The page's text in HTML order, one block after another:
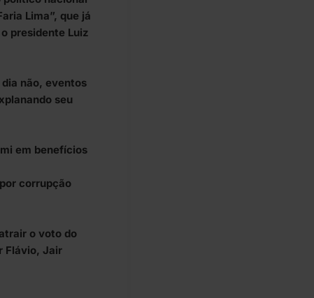
Lima”, que já
presidente Luiz
não, eventos
seu
em benefícios
corrupção
o voto do
Flávio, Jair